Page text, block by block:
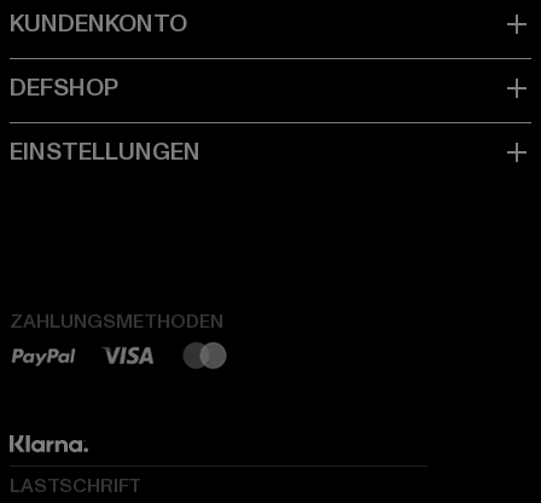
ZAHLUNGSMETHODEN
LASTSCHRIFT